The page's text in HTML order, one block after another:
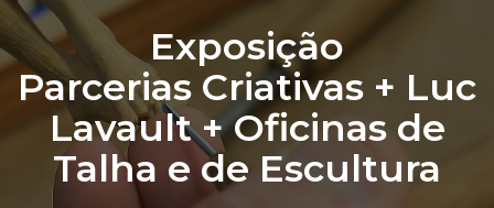
Exposição
Parcerias Criativas + Luc
Lavault + Oficinas de
Talha e de Escultura